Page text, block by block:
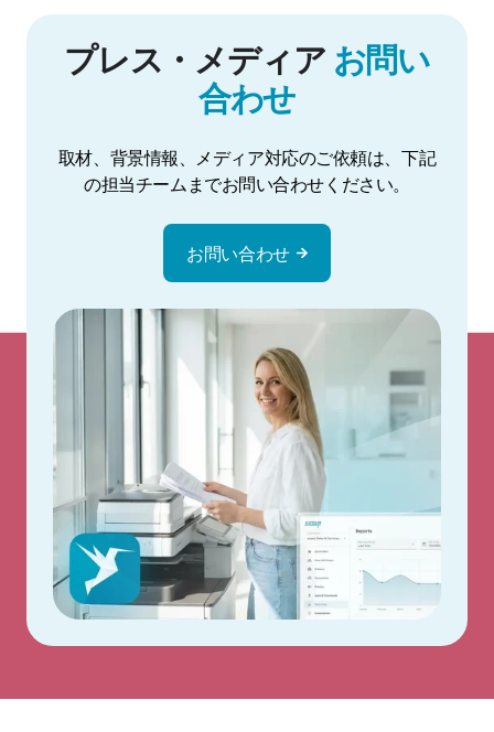
プレス・メディア お問い
合わせ
取材、背景情報、メディア対応のご依頼は、下記
の担当チームまでお問い合わせください。
お問い合わせ